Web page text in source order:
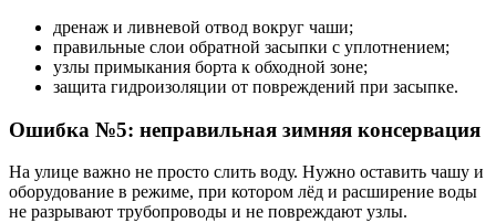
дренаж и ливневой отвод вокруг чаши;
правильные слои обратной засыпки с уплотнением;
узлы примыкания борта к обходной зоне;
защита гидроизоляции от повреждений при засыпке.
Ошибка №5: неправильная зимняя консервация
На улице важно не просто слить воду. Нужно оставить чашу и
оборудование в режиме, при котором лёд и расширение воды
не разрывают трубопроводы и не повреждают узлы.